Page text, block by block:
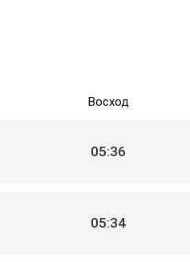
Восход
05:36
05:34